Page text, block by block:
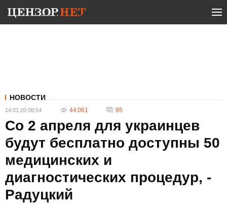
НОВОСТИ
14.01.20 08:54 44 061 95
Со 2 апреля для украинцев
будут бесплатно доступны 50
медицинских и
диагностических процедур, -
Радуцкий